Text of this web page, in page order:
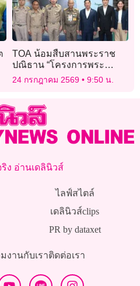
TOA น้อมสืบสานพระราช
ปณิธาน “โครงการพระ
ราชดำริฝนหลวง” สร้างโรง
ผลิตสารฝนหลวง
24 กรกฎาคม 2569 9:50 น.
ง อ่านเดลินิวส์
ไลฟ์สไตล์
เดลินิวส์clips
PR by dataxet
งานกับเราติดต่อเรา